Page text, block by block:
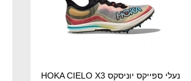
נעלי ספייקס יוניסקס HOKA CIELO X3